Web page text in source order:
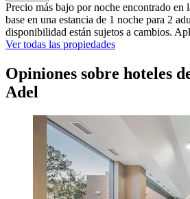
Precio más bajo por noche encontrado en
base en una estancia de 1 noche para 2
disponibilidad están sujetos a cambios.
Ver todas las propiedades
Opiniones sobre hoteles
Adel